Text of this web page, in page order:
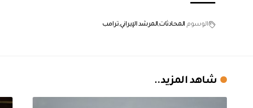
الوسوم المحادثات المرشد الإيراني ترامب
شاهد المزيد..